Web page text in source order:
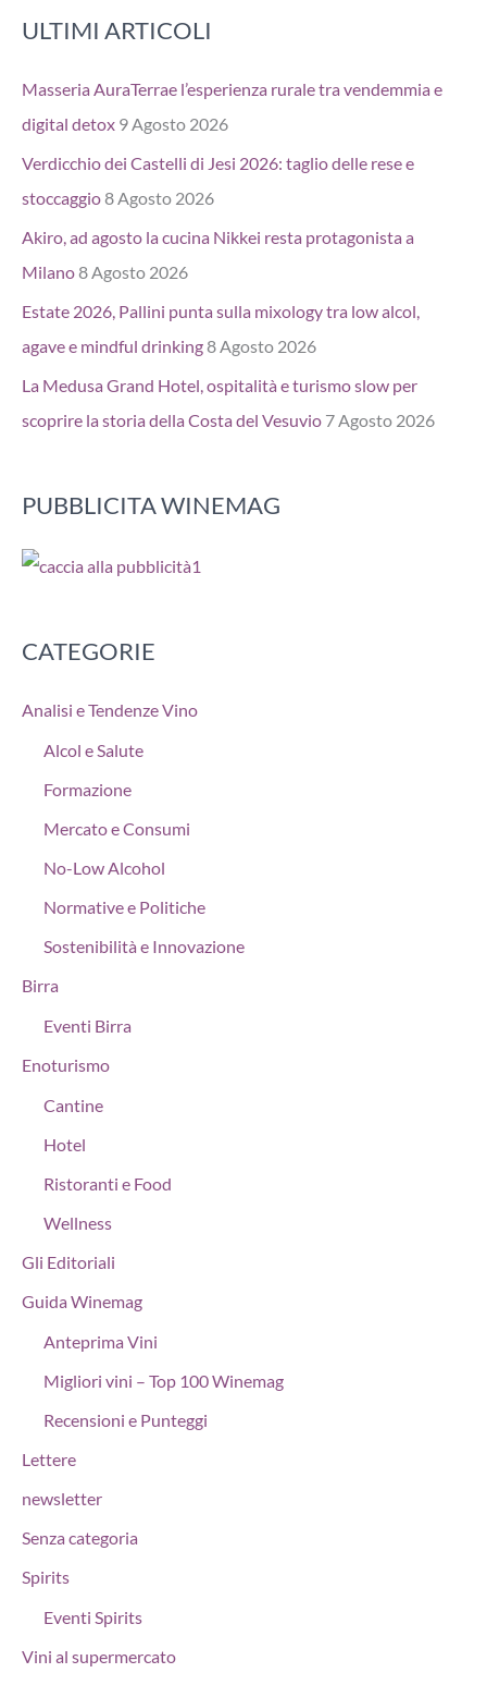
ULTIMI ARTICOLI
Masseria AuraTerrae l’esperienza rurale tra vendemmia e
digital detox 9 Agosto 2026
Verdicchio dei Castelli di Jesi 2026: taglio delle rese e
stoccaggio8 Agosto 2026
Akiro, ad agosto la cucina Nikkei resta protagonista a
Milano8 Agosto 2026
Estate 2026, Pallini punta sulla mixology tra low alcol,
agave e mindful drinking8 Agosto 2026
La Medusa Grand Hotel, ospitalità e turismo slow per
scoprire la storia della Costa del Vesuvio 7 Agosto 2026
PUBBLICITA WINEMAG
CATEGORIE
Analisi e Tendenze Vino
Alcol e Salute
Formazione
Mercato e Consumi
No-Low Alcohol
Normative e Politiche
Sostenibilità e Innovazione
Birra
Eventi Birra
Enoturismo
Cantine
Hotel
Ristoranti e Food
Wellness
Gli Editoriali
Guida Winemag
Anteprima Vini
Migliori vini – Top 100 Winemag
Recensioni e Punteggi
Lettere
newsletter
Senza categoria
Spirits
Eventi Spirits
Vini al supermercato